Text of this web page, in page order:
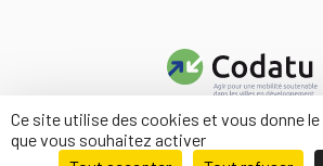
Ce site utilise des cookies et vous donne
que vous souhaitez activer